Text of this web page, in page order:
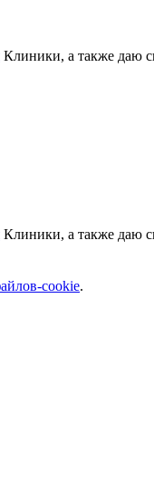
Клиники, а также даю
Клиники, а также даю
cookie.